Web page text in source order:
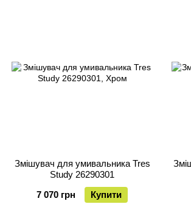
Змішувач для умивальника Tres
Study 26290301
7 070 грн
Купити